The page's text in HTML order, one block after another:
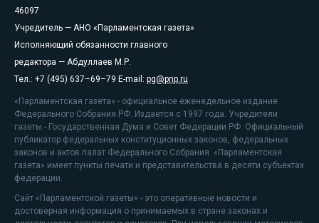
46097
Учредитель — АНО «Парламентская газета»
Исполняющий обязанности главного
редактора — Абдуллаев М.Р.
Тел.: +7 (495) 637–69–79 E-mail: pg@pnp.ru
«Парламентская газета» - официальное еженедельное издание
Федерального Собрания РФ. Издается с 1997 года. Учредители
газеты - Государственная Дума и Совет Федерации РФ. Официальный
публикатор федеральных конституционных законов, федеральных
законов и актов палат Федерального Собрания. «Парламентская
газета» имеет пункты печати и представительства в десяти субъектах
федерации.
Сайт «Парламентской газеты» - это оперативные новости и
достоверная информация о принимаемых в стране законах и